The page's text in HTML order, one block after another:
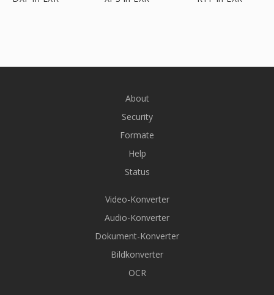
About
Security
Formate
Help
Status
Video-Konverter
Audio-Konverter
Dokument-Konverter
Bildkonverter
OCR